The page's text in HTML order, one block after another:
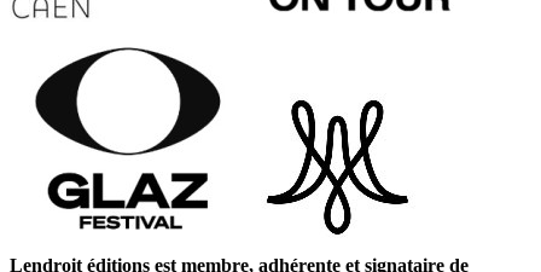
Lendroit éditions est membre, adhérente et signataire de